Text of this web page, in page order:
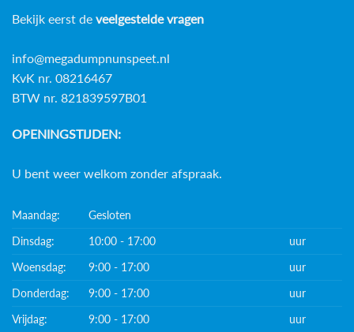
Bekijk eerst de veelgestelde vragen
info@megadumpnunspeet.nl
KvK nr. 08216467
BTW nr. 821839597B01
OPENINGSTIJDEN:
U bent weer welkom zonder afspraak.
Maandag:
Gesloten
Dinsdag:
10:00 - 17:00
uur
Woensdag:
9:00 - 17:00
uur
Donderdag:
9:00 - 17:00
uur
Vrijdag:
9:00 - 17:00 uur